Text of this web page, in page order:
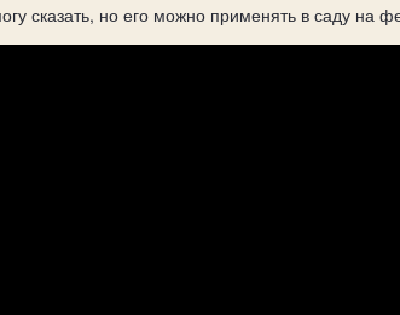
сказать, но его можно применять в саду на